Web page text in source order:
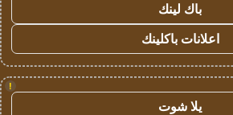
باك لينك
اعلانات باكلينك
!
يلا شوت